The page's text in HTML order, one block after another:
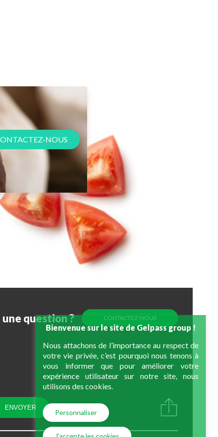
Bienvenue sur le site de Gelpass group !
Nous attachons de l’importance au respect de
votre vie privée, c’est pourquoi nous tenons à
vous informer que pour améliorer votre
expérience utilisateur sur notre site, nous
utilisons des cookies.
Personnaliser
NOUS
question ? CONTACTEZ-NOUS